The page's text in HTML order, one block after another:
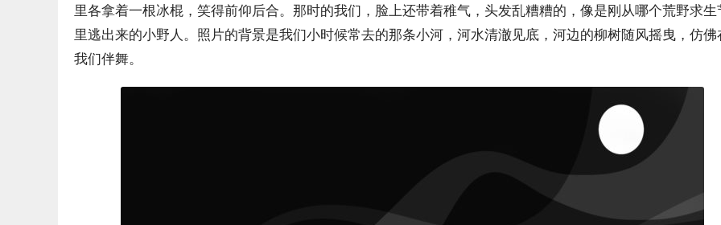
里各拿着一根冰棍，笑得前仰后合。那时的我们，脸上还带着稚气，头发乱糟糟的，像是刚从哪个荒野求生
里逃出来的小野人。照片的背景是我们小时候常去的那条小河，河水清澈见底，河边的柳树随风摇曳，仿佛
我们伴舞。